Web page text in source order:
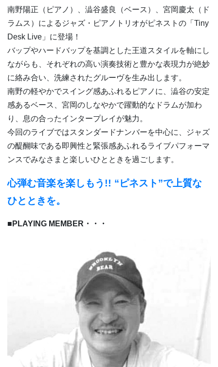
南野陽正（ピアノ）、澁谷盛良（ベース）、宮岡慶太（ド
ラムス）によるジャズ・ピアノトリオがピネストの「Tiny
Desk Live」に登場！
バップやハードバップを基調とした王道スタイルを軸にし
ながらも、それぞれの高い演奏技術と豊かな表現力が絶妙
に絡み合い、洗練されたグルーヴを生み出します。
南野の軽やかでスイング感あふれるピアノに、澁谷の安定
感あるベース、宮岡のしなやかで躍動的なドラムが加わ
り、息の合ったインタープレイが魅力。
今回のライブではスタンダードナンバーを中心に、ジャズ
の醍醐味である即興性と緊張感あふれるライブパフォーマ
ンスでみなさまと楽しいひとときを過ごします。
心弾む音楽を楽しもう!! “ピネスト”で上質な
ひとときを。
■PLAYING MEMBER・・・